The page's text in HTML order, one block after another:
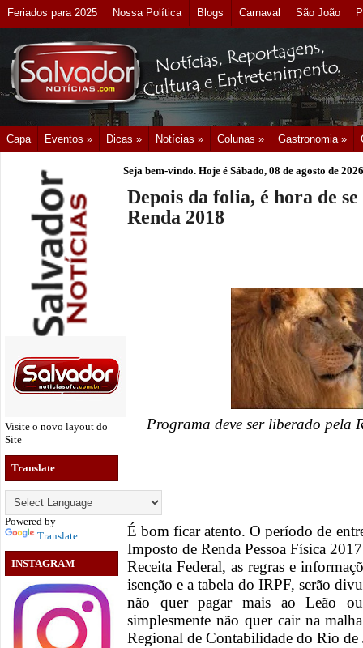
Feriados para 2025 Nossa Política Blogs Carnaval São João
Capa Eventos » Dicas » Notícias » Colunas » Gastronomia »
Visite o novo layout do
Site
Translate
Powered by
Translate
INSTAGRAM
Seja bem-vindo. Hoje é Sábado, 08 de agosto de 2026
Depois da folia, é hora de
Renda 2018
Programa deve ser liberado pela
É bom ficar atento. O período de
Imposto de Renda Pessoa Física
Receita Federal, as regras e
isenção e a tabela do IRPF, serão
não quer pagar mais ao Leão
simplesmente não quer cair na
Regional de Contabilidade do Rio